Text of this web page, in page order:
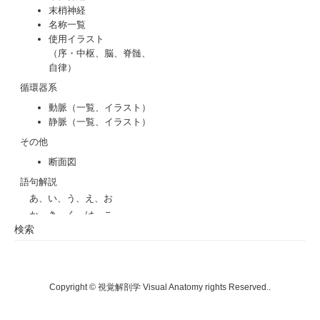
検索
Copyright © 視覚解剖学 Visual Anatomy rights Reserved..